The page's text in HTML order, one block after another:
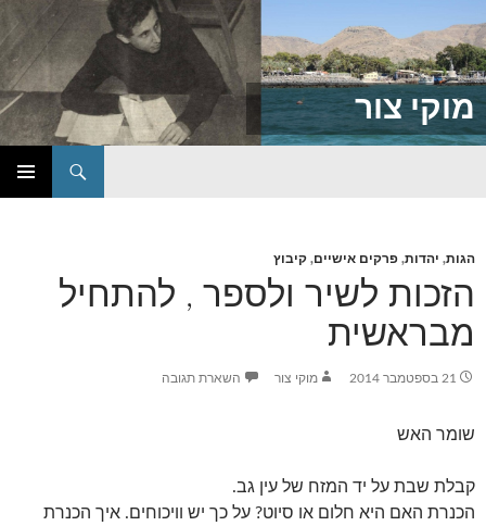
מוקי צור
הגות, יהדות, פרקים אישיים, קיבוץ
הזכות לשיר ולספר , להתחיל
מבראשית
21 בספטמבר 2014 מוקי צור השארת תגובה
שומר האש
קבלת שבת על יד המזח של עין גב.
הכנרת האם היא חלום או סיוט? על כך יש וויכוחים. איך הכנרת